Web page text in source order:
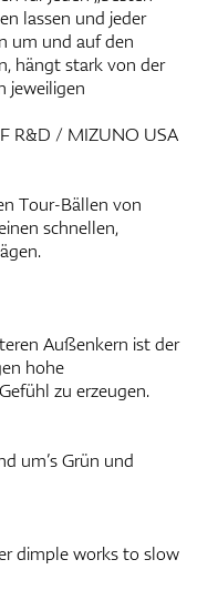
lassen und jeder
um und auf den
hängt stark von der
jeweiligen
R&D / MIZUNO USA
Tour-Bällen von
schnellen,
Außenkern ist der
hohe
zu erzeugen.
um’s Grün und
dimple works to slow